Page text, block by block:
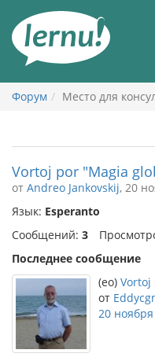
содержанию
Форум Место для
Vortoj por "Magia
от Andreo Jankovskij, 20
Язык: Esperanto
Сообщений: 3
Последнее сообщение
(eo) Vortoj
от
20 ноября